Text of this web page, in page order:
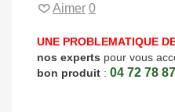
Aimer 0
UNE PROBLEMATIQUE
nos experts pour vous
bon produit : 04 72 78